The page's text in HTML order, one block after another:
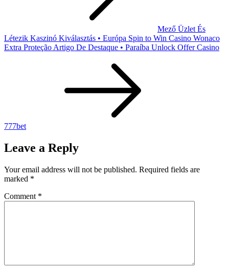
Mező Üzlet És
Létezik Kaszinó Kiválasztás • Európa Spin to Win Casino Wonaco
Extra Proteção Artigo De Destaque • Paraíba Unlock Offer Casino
777bet
Leave a Reply
Your email address will not be published. Required fields are
marked *
Comment *